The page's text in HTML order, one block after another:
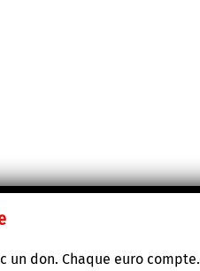
un don. Chaque euro compte.